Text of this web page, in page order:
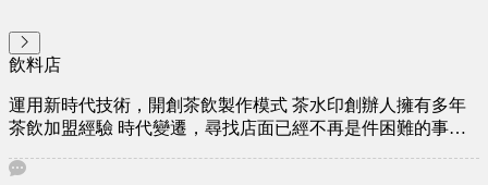
飲料店
運用新時代技術，開創茶飲製作模式 茶水印創辦人擁有多年
茶飲加盟經驗 時代變遷，尋找店面已經不再是件困難的事情
早起進廚房備茶及備料 而，這種苦差事便往往淪為是老闆的